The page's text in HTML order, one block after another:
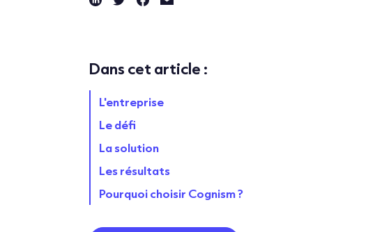
Dans cet article :
L'entreprise
Le défi
La solution
Les résultats
Pourquoi choisir Cognism ?